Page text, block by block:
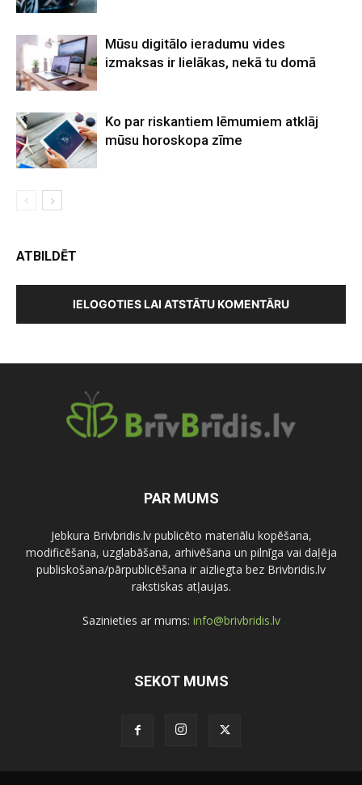
Mūsu digitālo ieradumu vides
izmaksas ir lielākas, nekā tu domā
Ko par riskantiem lēmumiem atklāj
mūsu horoskopa zīme
ATBILDĒT
IELOGOTIES LAI ATSTĀTU KOMENTĀRU
PAR MUMS
Jebkura Brivbridis.lv publicēto materiālu kopēšana,
modificēšana, uzglabāšana, arhivēšana un pilnīga vai daļēja
publiskošana/pārpublicēšana ir aizliegta bez Brivbridis.lv
rakstiskas atļaujas.
Sazinieties ar mums: info@brivbridis.lv
SEKOT MUMS